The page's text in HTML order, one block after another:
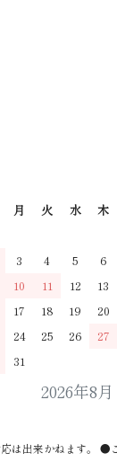
2026年8月
月 火 水 木
3 4 5 6
10 11 12 13
17 18 19 20
24 25 26 27
31
出来かねます。 ●